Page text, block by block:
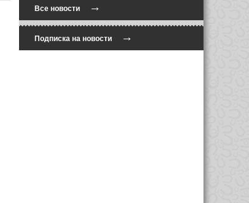
Все новости→
Подписка на новости→